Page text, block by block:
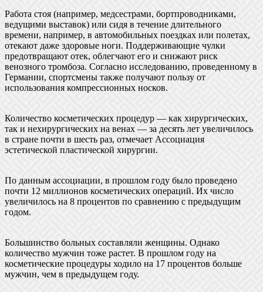
Работа стоя (например, медсестрами, бортпроводниками,
ведущими выставок) или сидя в течение длительного
времени, например, в автомобильных поездках или полетах,
отекают даже здоровые ноги. Поддерживающие чулки
предотвращают отек, облегчают его и снижают риск
венозного тромбоза. Согласно исследованию, проведенному в
Германии, спортсмены также получают пользу от
использования компрессионных носков.
Количество косметических процедур — как хирургических,
так и нехирургических на венах — за десять лет увеличилось
в стране почти в шесть раз, отмечает Ассоциация
эстетической пластической хирургии.
По данным ассоциации, в прошлом году было проведено
почти 12 миллионов косметических операций. Их число
увеличилось на 8 процентов по сравнению с предыдущим
годом.
Большинство больных составляли женщины. Однако
количество мужчин тоже растет. В прошлом году на
косметические процедуры ходило на 17 процентов больше
мужчин, чем в предыдущем году.